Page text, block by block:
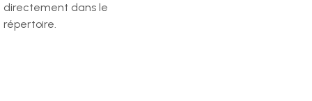
directement dans le
répertoire.